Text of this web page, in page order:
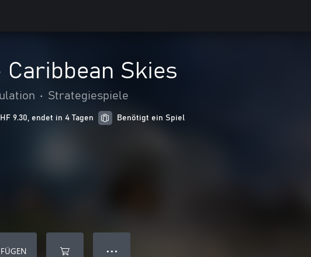
Skies
• Strategiespiele
9.30, endet in 4 Tagen Benötigt ein Spiel
● ● ●